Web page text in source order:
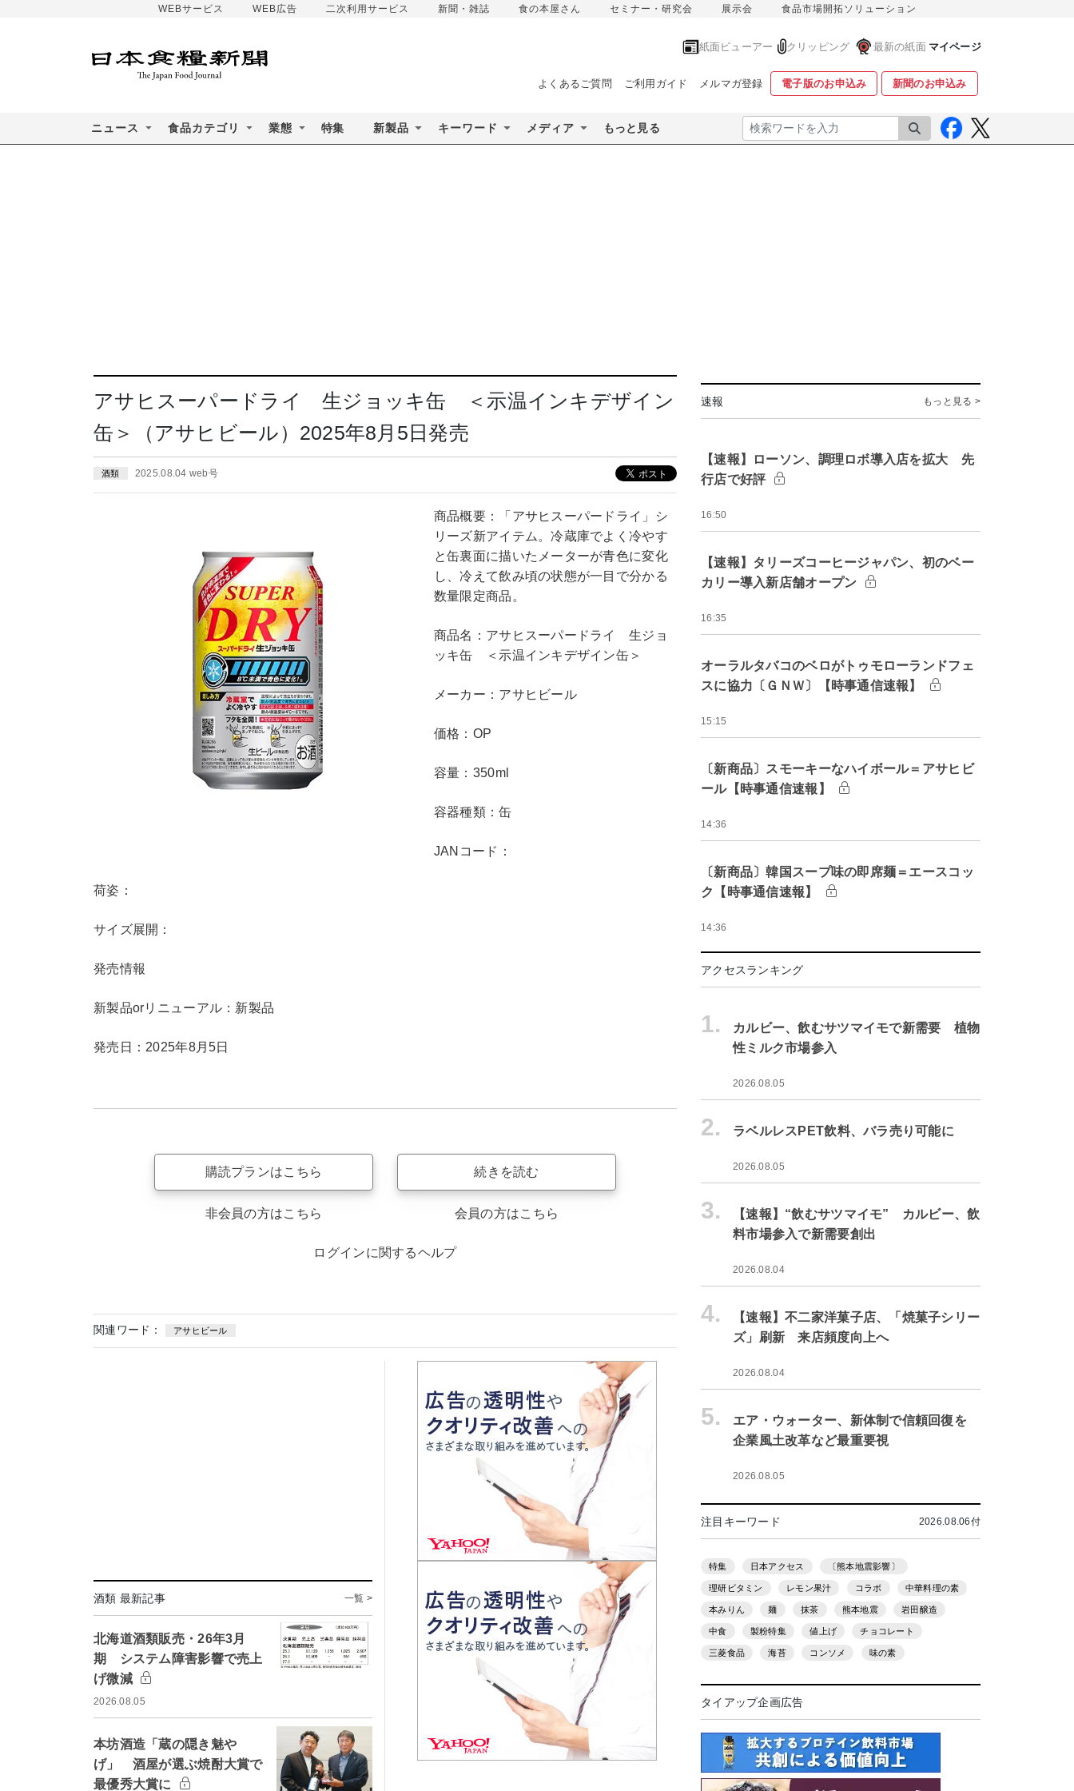
WEBサービス WEB広告 二次利用サービス 新聞・雑誌 食の本屋さん セミナー・研究会 展示会 食品市場開拓ソリューション
紙面ビューアー クリッピング 最新の紙面 マイページ
よくあるご質問 ご利用ガイド メルマガ登録 電子版のお申込み 新聞のお申込み
ニュース 食品カテゴリ 業態 特集 新製品 キーワード メディア もっと見る 検索
アサヒスーパードライ 生ジョッキ缶 ＜示温インキデザイン
缶＞（アサヒビール）2025年8月5日発売
酒類 2025.08.04 web号
商品概要：「アサヒスーパードライ」シ
リーズ新アイテム。冷蔵庫でよく冷やす
と缶裏面に描いたメーターが青色に変化
し、冷えて飲み頃の状態が一目で分かる
数量限定商品。
商品名：アサヒスーパードライ 生ジョ
ッキ缶 ＜示温インキデザイン缶＞
メーカー：アサヒビール
価格：OP
容量：350ml
容器種類：缶
JANコード：
荷姿：
サイズ展開：
発売情報
新製品orリニューアル：新製品
発売日：2025年8月5日
購読プランはこちら
非会員の方はこちら
続きを読む
会員の方はこちら
ログインに関するヘルプ
関連ワード： アサヒビール
酒類 最新記事 一覧 >
北海道酒類販売・26年3月
期 システム障害影響で売上
げ微減
2026.08.05
本坊酒造「蔵の隠き魅や
げ」 酒屋が選ぶ焼酎大賞で
最優秀大賞に
速報 もっと見る >
【速報】ローソン、調理ロボ導入店を拡大 先
行店で好評
16:50
【速報】タリーズコーヒージャパン、初のベー
カリー導入新店舗オープン
16:35
オーラルタバコのベロがトゥモローランドフェ
スに協力〔ＧＮＷ〕【時事通信速報】
15:15
〔新商品〕スモーキーなハイボール＝アサヒビ
ール【時事通信速報】
14:36
〔新商品〕韓国スープ味の即席麺＝エースコッ
ク【時事通信速報】
14:36
アクセスランキング
1.
カルビー、飲むサツマイモで新需要 植物
性ミルク市場参入
2026.08.05
2. ラベルレスPET飲料、バラ売り可能に
2026.08.05
3.
【速報】“飲むサツマイモ” カルビー、飲
料市場参入で新需要創出
2026.08.04
4.
【速報】不二家洋菓子店、「焼菓子シリー
ズ」刷新 来店頻度向上へ
2026.08.04
5.
エア・ウォーター、新体制で信頼回復を
企業風土改革など最重要視
2026.08.05
注目キーワード 2026.08.06付
特集 日本アクセス 〔熊本地震影響〕
理研ビタミン レモン果汁 コラボ 中華料理の素
本みりん 麺 抹茶 熊本地震 岩田醸造
中食 製粉特集 値上げ チョコレート
三菱食品 海苔 コンソメ 味の素
タイアップ企画広告